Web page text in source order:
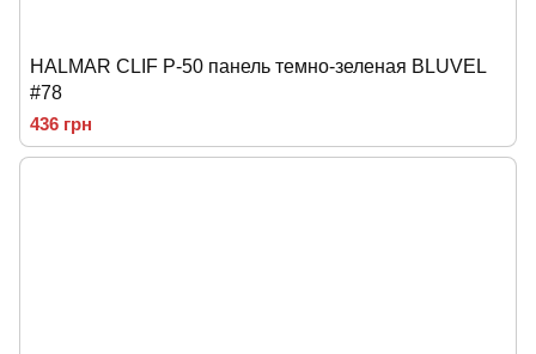
HALMAR CLIF P-50 панель темно-зеленая BLUVEL
#78
436 грн